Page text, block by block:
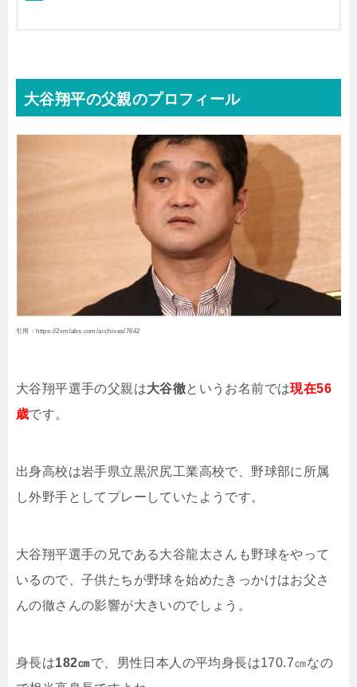
大谷翔平の父親のプロフィール
引用：https://2xmlabs.com/archives/7642
大谷翔平選手の父親は大谷徹というお名前では現在56
歳です。
出身高校は岩手県立黒沢尻工業高校で、野球部に所属
し外野手としてプレーしていたようです。
大谷翔平選手の兄である大谷龍太さんも野球をやって
いるので、子供たちが野球を始めたきっかけはお父さ
んの徹さんの影響が大きいのでしょう。
身長は182㎝で、男性日本人の平均身長は170.7㎝なの